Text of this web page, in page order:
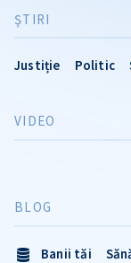
ŞTIRI
Justiție Politic
VIDEO
BLOG
Banii tăi